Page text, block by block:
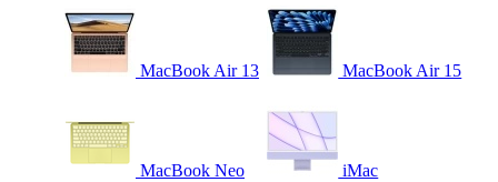
MacBook Air 13 MacBook Air 15
MacBook Neo iMac